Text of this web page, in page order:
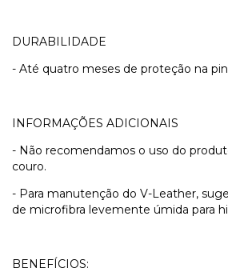
DURABILIDADE
- Até quatro meses de proteção na
INFORMAÇÕES ADICIONAIS
- Não recomendamos o uso do
couro.
- Para manutenção do V-Leather,
de microfibra levemente úmida para
BENEFÍCIOS: